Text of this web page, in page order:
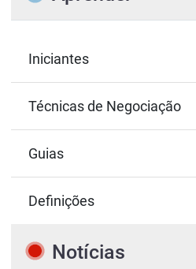
Iniciantes
Técnicas de Negociação
Guias
Definições
Notícias